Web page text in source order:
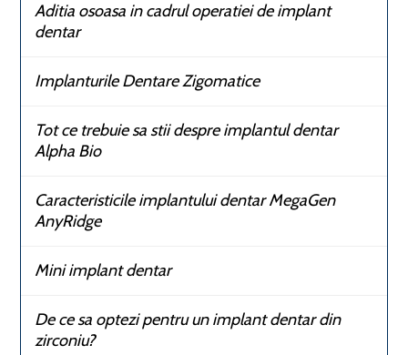
Aditia osoasa in cadrul operatiei de implant
dentar
Implanturile Dentare Zigomatice
Tot ce trebuie sa stii despre implantul dentar
Alpha Bio
Caracteristicile implantului dentar MegaGen
AnyRidge
Mini implant dentar
De ce sa optezi pentru un implant dentar din
zirconiu?